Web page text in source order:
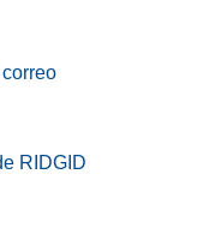
RIDGID